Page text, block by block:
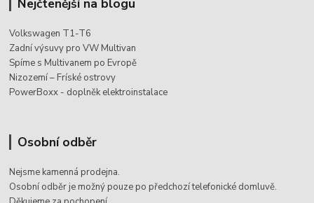
Nejčtenější na blogu
Volkswagen T1-T6
Zadní výsuvy pro VW Multivan
Spíme s Multivanem po Evropě
Nizozemí – Fríské ostrovy
PowerBoxx - doplněk elektroinstalace
Osobní odběr
Nejsme kamenná prodejna.
Osobní odběr je možný pouze po předchozí telefonické domluvě.